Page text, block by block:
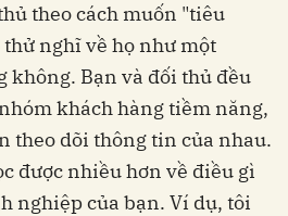
theo cách muốn "tiêu
thử nghĩ về họ như một
không. Bạn và đối thủ đều
khách hàng tiềm năng,
theo dõi thông tin của nhau.
được nhiều hơn về điều gì
nghiệp của bạn. Ví dụ, tôi